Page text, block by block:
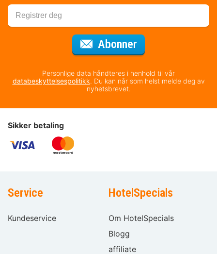
Abonner
Personlige data håndteres i henhold til vår
databeskyttelsespolitikk. Du kan når som helst melde deg av
nyhetsbrevet.
Sikker betaling
Service
Kundeservice
HotelSpecials
Om HotelSpecials
Blogg
affiliate